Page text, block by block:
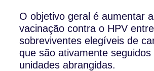
O objetivo geral é aumentar
vacinação contra o HPV
sobreviventes elegíveis de
que são ativamente seguidos
unidades abrangidas.